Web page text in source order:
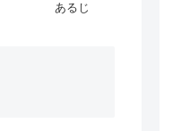
あるじ